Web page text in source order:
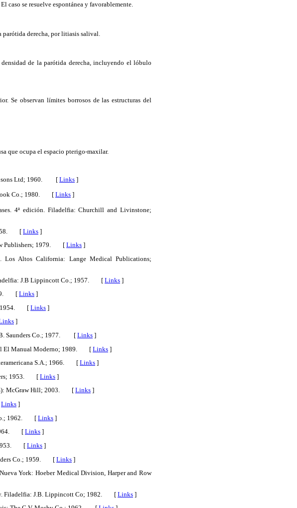
caso se resuelve espontánea y favorablemente.
derecha, por litiasis salival.
de la parótida derecha, incluyendo el lóbulo
Se observan límites borrosos de las estructuras del
que ocupa el espacio pterigo-maxilar.
sons Ltd; 1960. [ Links ]
Book Co.; 1980. [ Links ]
4ª edición. Filadelfia: Churchill and Livinstone;
1958. [ Links ]
Publishers; 1979. [ Links ]
Los Altos California: Lange Medical Publications;
J.B Lippincott Co.; 1957. [ Links ]
[ Links ]
1954. [ Links ]
]
Saunders Co.; 1977. [ Links ]
El Manual Moderno; 1989. [ Links ]
S.A.; 1966. [ Links ]
1953. [ Links ]
McGraw Hill; 2003. [ Links ]
Links ]
Co.; 1962. [ Links ]
1964. [ Links ]
1953. [ Links ]
Co.; 1959. [ Links ]
York: Hoeber Medical Division, Harper and Row
Filadelfia: J.B. Lippincott Co; 1982. [ Links ]